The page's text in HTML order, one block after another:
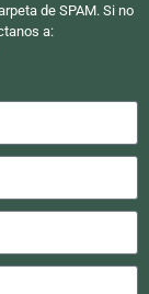
de SPAM. Si no
a: